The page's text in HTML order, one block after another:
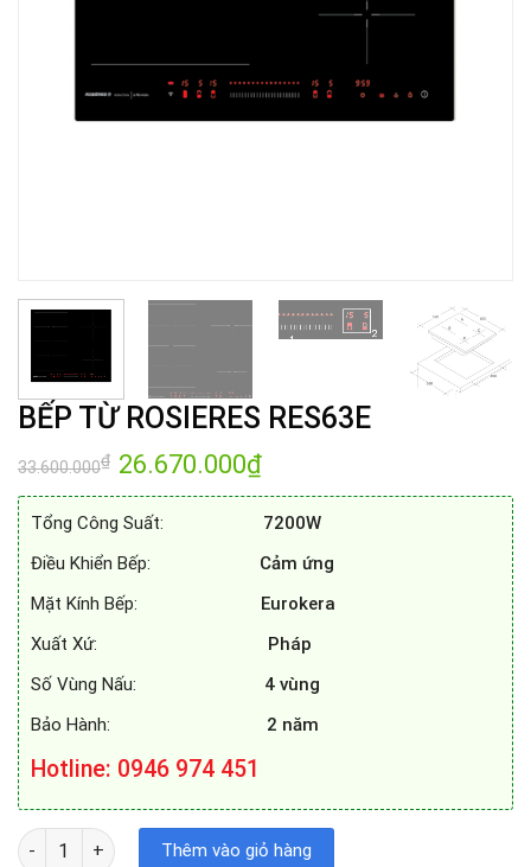
BẾP TỪ ROSIERES RES63E
33.600.000₫ Giá
gốc
là:
33.600.000₫.
26.670.000₫Giá
tại
26.670.000₫.
Tổng Công Suất:
7200W
Điều Khiển Bếp: Cảm ứng
Mặt Kính Bếp:
Eurokera
Xuất Xứ:
Pháp
Số Vùng Nấu: 4 vùng
Bảo Hành: 2 năm
Hotline: 0946 974 451
BẾP TỪ ROSIERES RES63E số lượng
Thêm vào giỏ hàng